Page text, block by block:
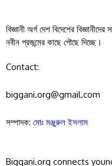
বিজ্ঞানী অর্গ দেশ বিদেশের
নবীন প্রজন্মের কাছে পৌছে দিচ্ছে।
Contact:
biggani.org@gmail.com
সম্পাদক: মোঃ মঞ্জুরুল ইসলাম
Biggani.org connects